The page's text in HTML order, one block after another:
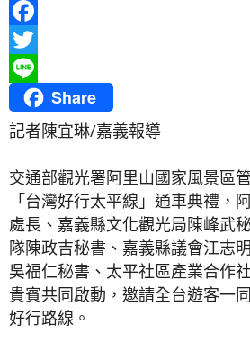
Facebook
Twitter
Line Share
記者陳宜琳/嘉義報導
交通部觀光署阿里山國家風景區
「台灣好行太平線」通車典禮，
處長、嘉義縣文化觀光局陳峰武
隊陳政吉秘書、嘉義縣議會江志
吳福仁秘書、太平社區產業合作
貴賓共同啟動，邀請全台遊客一
好行路線。